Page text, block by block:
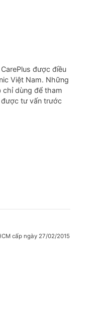
được điều
Việt Nam. Những
dùng để tham
được tư vấn trước
cấp ngày 27/02/2015